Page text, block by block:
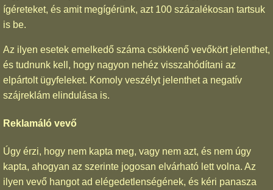
ígéreteket, és amit megígérünk, azt 100 százalékosan tartsuk
is be.
Az ilyen esetek emelkedő száma csökkenő vevőkört jelenthet,
és tudnunk kell, hogy nagyon nehéz visszahódítani az
elpártolt ügyfeleket. Komoly veszélyt jelenthet a negatív
szájreklám elindulása is.
Reklamáló vevő
Úgy érzi, hogy nem kapta meg, vagy nem azt, és nem úgy
kapta, ahogyan az szerinte jogosan elvárható lett volna. Az
ilyen vevő hangot ad elégedetlenségének, és kéri panasza